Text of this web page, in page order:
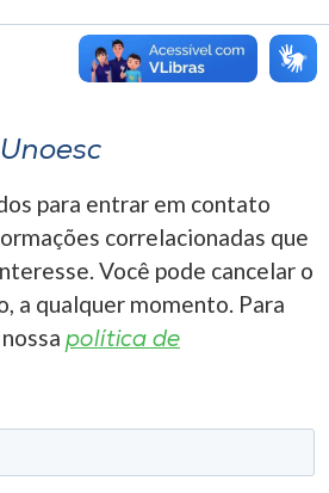
para entrar em contato
correlacionadas que
Você pode cancelar o
a qualquer momento. Para
política de